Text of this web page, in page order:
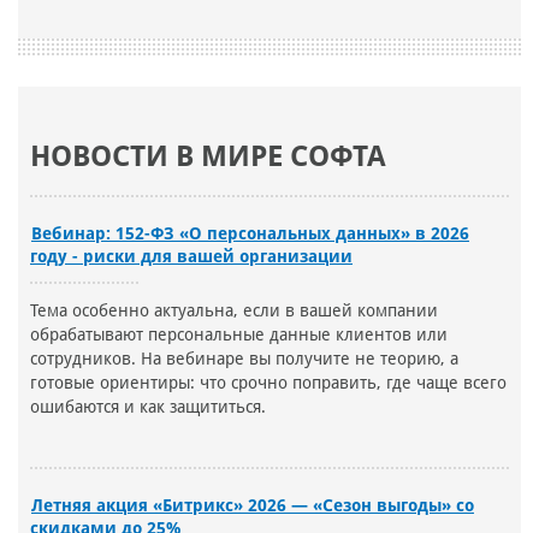
НОВОСТИ В МИРЕ СОФТА
Вебинар: 152-ФЗ «О персональных данных» в 2026
году - риски для вашей организации
Тема особенно актуальна, если в вашей компании
обрабатывают персональные данные клиентов или
сотрудников. На вебинаре вы получите не теорию, а
готовые ориентиры: что срочно поправить, где чаще всего
ошибаются и как защититься.
Летняя акция «Битрикс» 2026 — «Сезон выгоды» со
скидками до 25%